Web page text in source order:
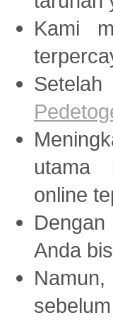
Kami
utama
online
Dengan
Anda